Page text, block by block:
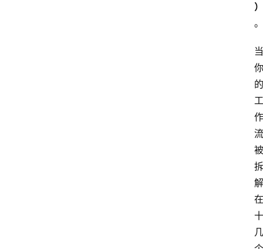
）
。
当
你
的
工
作
流
被
拆
解
在
十
几